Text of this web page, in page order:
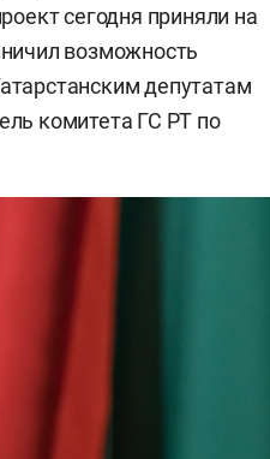
сегодня приняли на
возможность
депутатам
комитета ГС РТ по